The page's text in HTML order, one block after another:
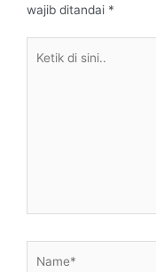
wajib ditandai *